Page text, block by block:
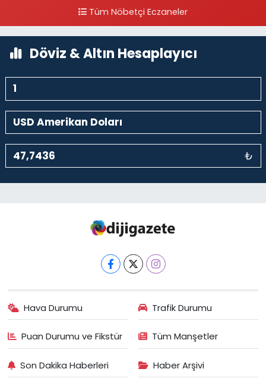
0 (212) 297 96 92 Yol Tarifi Al
Tüm Nöbetçi Eczaneler
Döviz & Altın Hesaplayıcı
₺
Hava Durumu Trafik Durumu
Puan Durumu ve Fikstür Tüm Manşetler
Son Dakika Haberleri Haber Arşivi